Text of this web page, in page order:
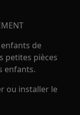
de
petites pièces
enfants.
ou installer le